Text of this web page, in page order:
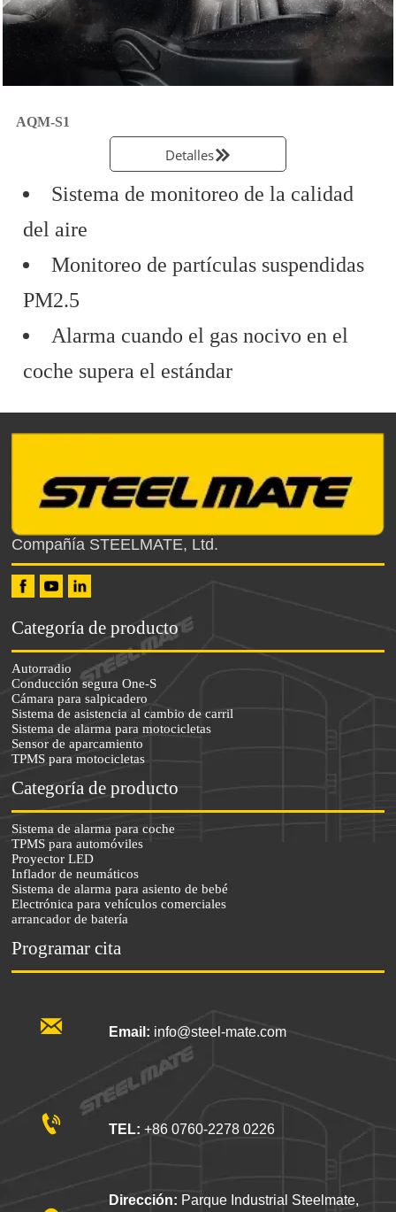
AQM-S1
Detalles
Sistema de monitoreo de la calidad
del aire
Monitoreo de partículas suspendidas
PM2.5
Alarma cuando el gas nocivo en el
coche supera el estándar
Compañía STEELMATE, Ltd.
Categoría de producto
Autorradio
Conducción segura One-S
Cámara para salpicadero
Sistema de asistencia al cambio de carril
Sistema de alarma para motocicletas
Sensor de aparcamiento
TPMS para motocicletas
Categoría de producto
Sistema de alarma para coche
TPMS para automóviles
Proyector LED
Inflador de neumáticos
Sistema de alarma para asiento de bebé
Electrónica para vehículos comerciales
arrancador de batería
Programar cita
 Email: info@steel-mate.com
 TEL: +86 0760-2278 0226
Dirección: Parque Industrial Steelmate,